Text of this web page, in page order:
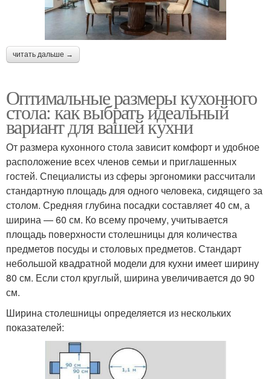
читать дальше →
Оптимальные размеры кухонного
стола: как выбрать идеальный
вариант для вашей кухни
От размера кухонного стола зависит комфорт и удобное
расположение всех членов семьи и приглашенных
гостей. Специалисты из сферы эргономики рассчитали
стандартную площадь для одного человека, сидящего за
столом. Средняя глубина посадки составляет 40 см, а
ширина — 60 см. Ко всему прочему, учитывается
площадь поверхности столешницы для количества
предметов посуды и столовых предметов. Стандарт
небольшой квадратной модели для кухни имеет ширину
80 см. Если стол круглый, ширина увеличивается до 90
см.
Ширина столешницы определяется из нескольких
показателей: